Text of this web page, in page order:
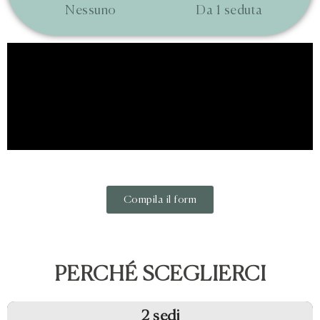
Nessuno Da 1 seduta
Compila il form
PERCHÉ SCEGLIERCI